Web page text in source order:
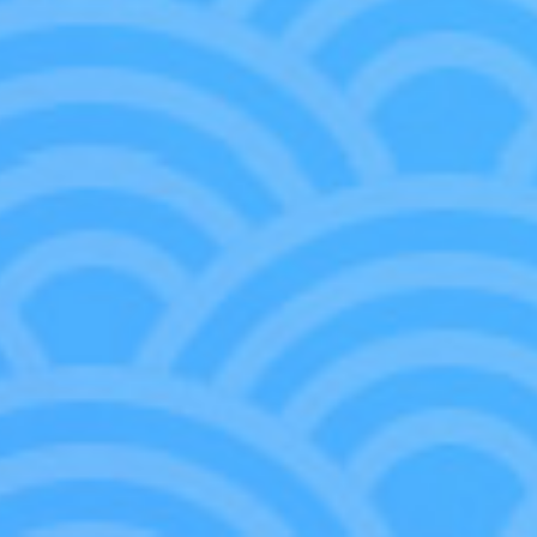
集合萬事屋之力對敵人發動速攻吧！
八、神樂、定春之外，
歌舞伎町的居民也
從登場回合開始發動攻擊，奇襲對手吧！